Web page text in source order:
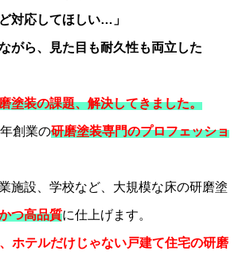
対応してほしい…」
がら、見た目も耐久性も両立した
塗装の課題、解決してきました。
創業の研磨塗装専門のプロフェッショ
施設、学校など、大規模な床の研磨塗
つ高品質に仕上げます。
ホテルだけじゃない戸建て住宅の研磨